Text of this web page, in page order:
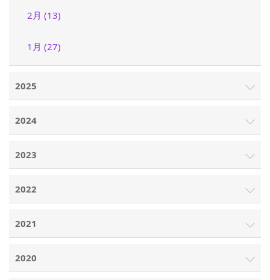
2月 (13)
1月 (27)
2025
2024
2023
2022
2021
2020